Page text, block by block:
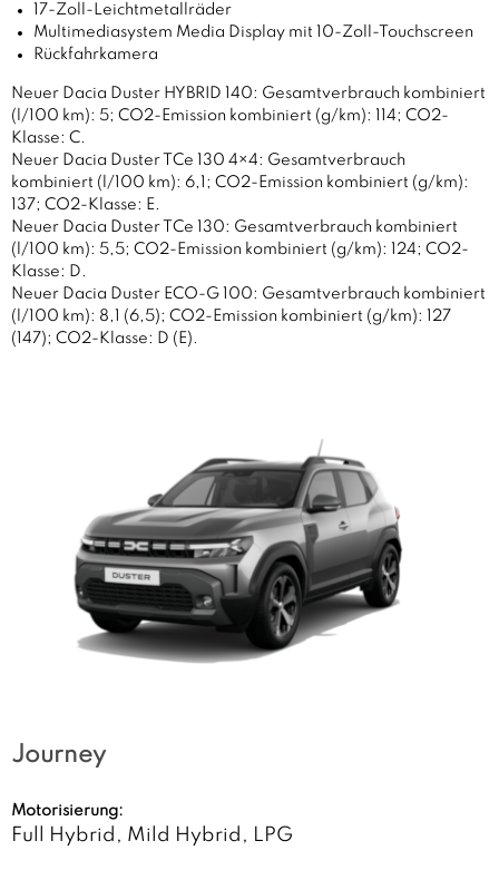
17-Zoll-Leichtmetallräder
Multimediasystem Media Display mit 10-Zoll-Touchscreen
Rückfahrkamera
Neuer Dacia Duster HYBRID 140: Gesamtverbrauch kombiniert
(l/100 km): 5; CO2-Emission kombiniert (g/km): 114; CO2-
Klasse: C.
Neuer Dacia Duster TCe 130 4×4: Gesamtverbrauch
kombiniert (l/100 km): 6,1; CO2-Emission kombiniert (g/km):
137; CO2-Klasse: E.
Neuer Dacia Duster TCe 130: Gesamtverbrauch kombiniert
(l/100 km): 5,5; CO2-Emission kombiniert (g/km): 124; CO2-
Klasse: D.
Neuer Dacia Duster ECO-G 100: Gesamtverbrauch kombiniert
(l/100 km): 8,1 (6,5); CO2-Emission kombiniert (g/km): 127
(147); CO2-Klasse: D (E).
Journey
Motorisierung:
Full Hybrid, Mild Hybrid, LPG